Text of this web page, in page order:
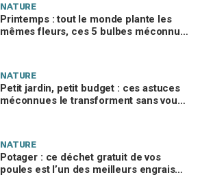
NATURE
Printemps : tout le monde plante les
mêmes fleurs, ces 5 bulbes méconnus
NATURE
Petit jardin, petit budget : ces astuces
méconnues le transforment sans vous
NATURE
Potager : ce déchet gratuit de vos
poules est l’un des meilleurs engrais